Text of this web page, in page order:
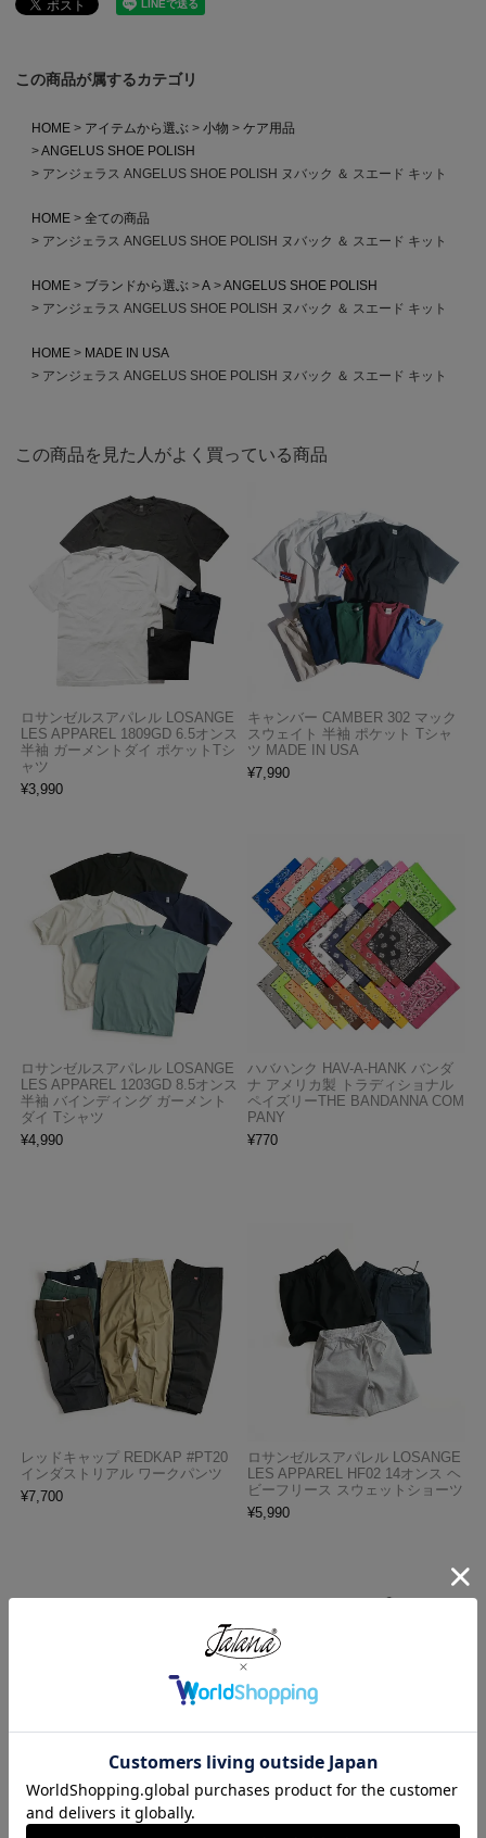
この商品が属するカテゴリ
HOME アイテムから選ぶ 小物
ケア用品
ANGELUS SHOE POLISH
アンジェラス ANGELUS SHOE POLISH ヌバック ＆ スエード キット
HOME
全ての商品
アンジェラス ANGELUS SHOE POLISH ヌバック ＆ スエード キット
HOME ブランドから選ぶ A
ANGELUS SHOE POLISH
アンジェラス ANGELUS SHOE POLISH ヌバック ＆ スエード キット
HOME
MADE IN USA
アンジェラス ANGELUS SHOE POLISH ヌバック ＆ スエード キット
この商品を見た人がよく買っている商品
ロサンゼルスアパレル LOSANGE
LES APPAREL 1809GD 6.5オンス
半袖 ガーメントダイ ポケットTシ
ャツ
¥3,990
キャンバー CAMBER 302 マック
スウェイト 半袖 ポケット Tシャ
ツ MADE IN USA
¥7,990
ロサンゼルスアパレル LOSANGE
LES APPAREL 1203GD 8.5オンス
半袖 バインディング ガーメント
ダイ Tシャツ
¥4,990
ハバハンク HAV-A-HANK バンダ
ナ アメリカ製 トラディショナル
ペイズリーTHE BANDANNA COM
PANY
¥770
レッドキャップ REDKAP #PT20
インダストリアル ワークパンツ
¥7,700
ロサンゼルスアパレル LOSANGE
LES APPAREL HF02 14オンス ヘ
ビーフリース スウェットショーツ
¥5,990
プロクラブ PRO CLUB ヘビーウ
ェイト コットン 半袖 クルーネッ
ク Tシャツ
ロサンゼルスアパレル LOS ANGE
ョートスリーブ ポロTシャツ